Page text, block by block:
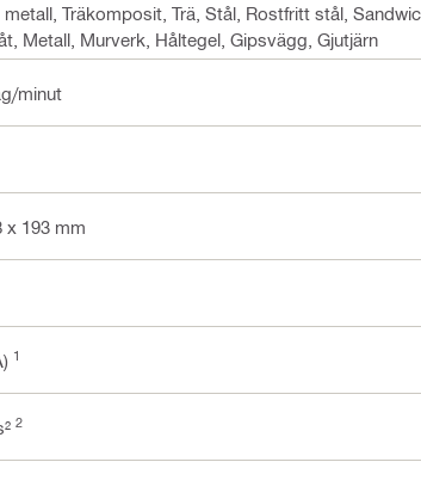
metall, Träkomposit, Trä, Stål, Rostfritt stål,
Metall, Murverk, Håltegel, Gipsvägg, Gjutjärn
minut
x 193 mm
1
2